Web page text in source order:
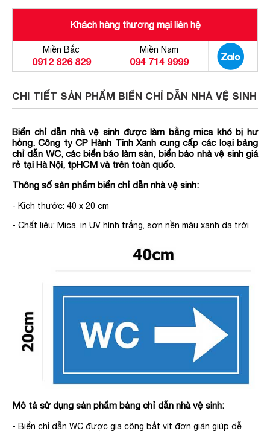
Khách hàng thương mại liên hệ
Miền Bắc
0912 826 829
Miền Nam
094 714 9999
CHI TIẾT SẢN PHẨM BIỂN CHỈ DẪN NHÀ VỆ SINH
Biển chỉ dẫn nhà vệ sinh được làm bằng mica khó bị hư
hỏng. Công ty CP Hành Tinh Xanh cung cấp các loại bảng
chỉ dẫn WC, các biển báo làm sàn, biển báo nhà vệ sinh giá
rẻ tại Hà Nội, tpHCM và trên toàn quốc.
Thông số sản phẩm biển chỉ dẫn nhà vệ sinh:
- Kích thước: 40 x 20 cm
- Chất liệu: Mica, in UV hình trắng, sơn nền màu xanh da trời
Mô tả sử dụng sản phẩm bảng chỉ dẫn nhà vệ sinh:
- Biển chỉ dẫn WC được gia công bắt vít đơn giản giúp dễ